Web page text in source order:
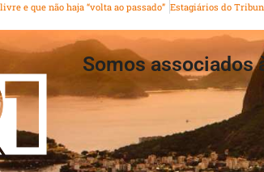
e que não haja “volta ao passado”
Somos associados